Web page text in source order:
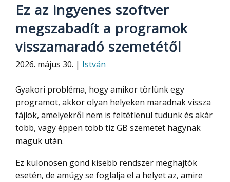
Ez az ingyenes szoftver
megszabadít a programok
visszamaradó szemetétől
2026. május 30. | István
Gyakori probléma, hogy amikor törlünk egy
programot, akkor olyan helyeken maradnak vissza
fájlok, amelyekről nem is feltétlenül tudunk és akár
több, vagy éppen több tíz GB szemetet hagynak
maguk után.
Ez különösen gond kisebb rendszer meghajtók
esetén, de amúgy se foglalja el a helyet az, amire